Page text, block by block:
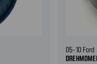
05-10